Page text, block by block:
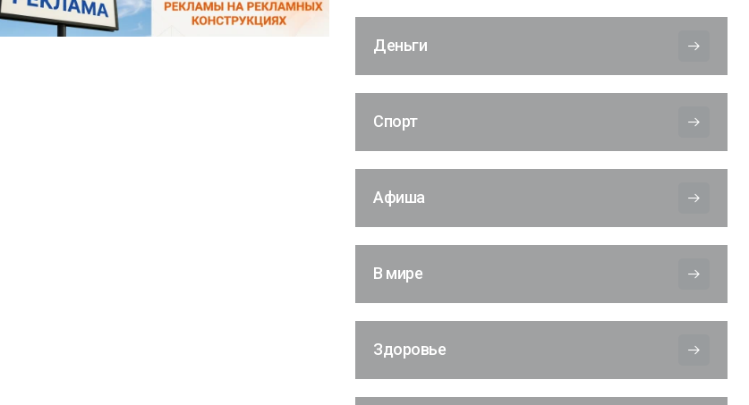
Деньги
Спорт
Афиша
В мире
Здоровье